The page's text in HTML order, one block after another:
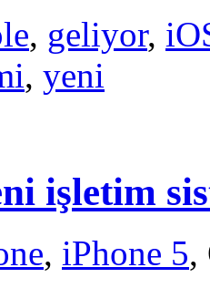
, geliyor,
, yeni
işletim
, iPhone 5,